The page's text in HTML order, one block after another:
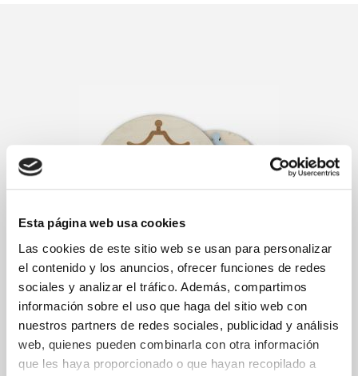
Esta página web usa cookies
Las cookies de este sitio web se usan para personalizar
el contenido y los anuncios, ofrecer funciones de redes
sociales y analizar el tráfico. Además, compartimos
información sobre el uso que haga del sitio web con
nuestros partners de redes sociales, publicidad y análisis
web, quienes pueden combinarla con otra información
que les haya proporcionado o que hayan recopilado a